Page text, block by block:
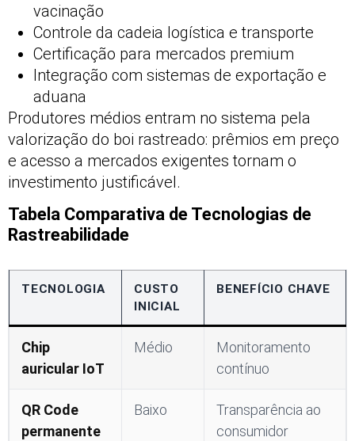
vacinação
Controle da cadeia logística e transporte
Certificação para mercados premium
Integração com sistemas de exportação e
aduana
Produtores médios entram no sistema pela
valorização do boi rastreado: prêmios em preço
e acesso a mercados exigentes tornam o
investimento justificável.
Tabela Comparativa de Tecnologias de
Rastreabilidade
TECNOLOGIA
CUSTO
INICIAL
BENEFÍCIO CHAVE
Chip
auricular IoT
Médio
Monitoramento
contínuo
QR Code
permanente
Baixo
Transparência ao
consumidor